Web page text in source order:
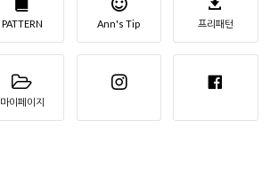
PATTERN Ann's Tip 프리패턴
마이페이지